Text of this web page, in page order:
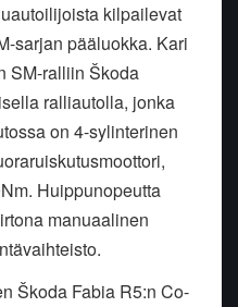
kilpailevat
sarjan pääluokka. Kari
SM-ralliin Škoda
ralliautolla, jonka
on 4-sylinterinen
Huippunopeutta
manuaalinen
Škoda Fabia R5:n Co-